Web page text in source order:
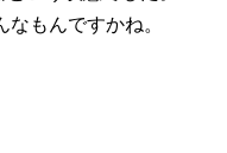
もんですかね。